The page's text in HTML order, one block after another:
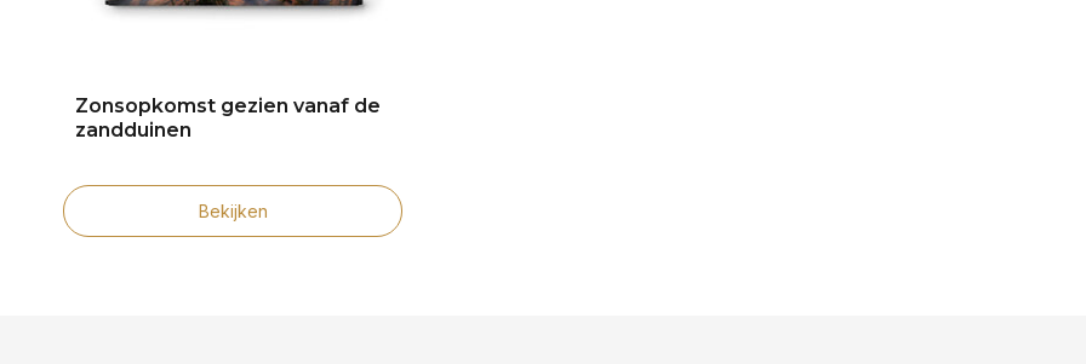
Zonsopkomst gezien vanaf de
zandduinen
Bekijken